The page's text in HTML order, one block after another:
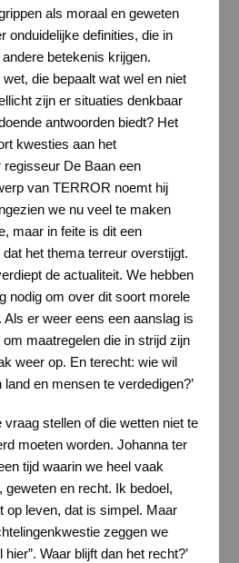
als moraal en geweten
onduidelijke definities, die in
betekenis krijgen.
die bepaalt wat wel en niet
zijn er situaties denkbaar
antwoorden biedt? Het
kwesties aan het
De Baan een
van TERROR noemt hij
we nu veel te maken
maar in feite is dit een
het thema terreur overstijgt.
de actualiteit. We hebben
nodig om over dit soort morele
Als er weer eens een aanslag is
maatregelen die in strijd zijn
weer op. En terecht: wie wil
en mensen te verdedigen?’
stellen of die wetten niet te
moeten worden. Johanna ter
tijd waarin we heel vaak
en recht. Ik bedoel,
op leven, dat is simpel. Maar
zeggen we
Waar blijft dan het recht?’